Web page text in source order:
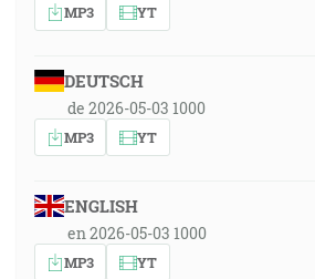
MP3 YT
DEUTSCH
de 2026-05-03 1000
MP3 YT
ENGLISH
en 2026-05-03 1000
MP3 YT